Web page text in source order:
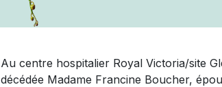
Au centre hospitalier Royal Victoria/site
décédée Madame Francine Boucher,